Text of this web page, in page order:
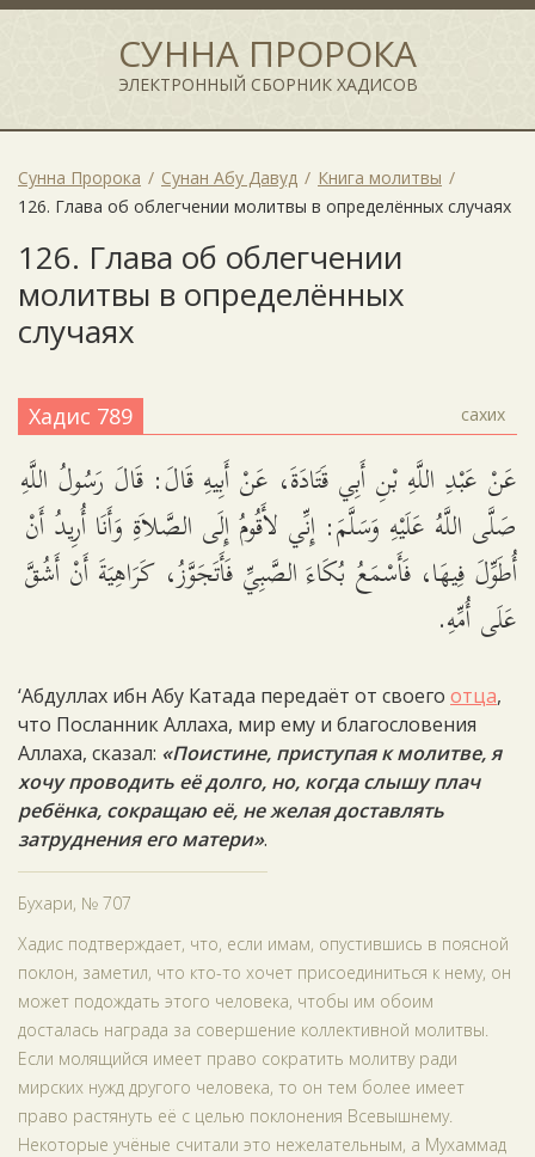
СУННА ПРОРОКА
ЭЛЕКТРОННЫЙ СБОРНИК ХАДИСОВ
Сунна Пророка Сунан Абу Давуд
Книга молитвы
126. Глава об облегчении молитвы в определённых случаях
126. Глава об облегчении
молитвы в определённых
случаях
Хадис 789 сахих
عَنْ عَبْدِ اللَّهِ بْنِ أَبِي قَتَادَةَ، عَنْ أَبِيهِ قَالَ: قَالَ رَسُولُ اللَّهِ
صَلَّى اللَّهُ عَلَيْهِ وَسَلَّمَ: إِنِّي لأَقُومُ إِلَى الصَّلاَةِ وَأَنَا أُرِيدُ أَنْ
أُطَوِّلَ فِيهَا، فَأَسْمَعُ بُكَاءَ الصَّبِيِّ فَأَتَجَوَّزُ، كَرَاهِيَةَ أَنْ أَشُقَّ
عَلَى أُمِّهِ.
‘Абдуллах ибн Абу Катада передаёт от своего отца,
что Посланник Аллаха, мир ему и благословения
Аллаха, сказал: «Поистине, приступая к молитве, я
хочу проводить её долго, но, когда слышу плач
ребёнка, сокращаю её, не желая доставлять
затруднения его матери».
Бухари, № 707
Хадис подтверждает, что, если имам, опустившись в поясной
поклон, заметил, что кто-то хочет присоединиться к нему, он
может подождать этого человека, чтобы им обоим
досталась награда за совершение коллективной молитвы.
Если молящийся имеет право сократить молитву ради
мирских нужд другого человека, то он тем более имеет
право растянуть её с целью поклонения Всевышнему.
Некоторые учёные считали это нежелательным, а Мухаммад